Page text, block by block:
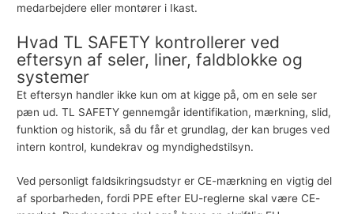
medarbejdere eller montører i Ikast.
Hvad TL SAFETY kontrollerer ved
eftersyn af seler, liner, faldblokke og
systemer
Et eftersyn handler ikke kun om at kigge på, om en sele ser
pæn ud. TL SAFETY gennemgår identifikation, mærkning, slid,
funktion og historik, så du får et grundlag, der kan bruges ved
intern kontrol, kundekrav og myndighedstilsyn.
Ved personligt faldsikringsudstyr er CE-mærkning en vigtig del
af sporbarheden, fordi PPE efter EU-reglerne skal være CE-